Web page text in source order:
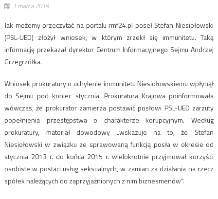
1 marca 2019
Jak możemy przeczytać na portalu rmf24.pl poseł Stefan Niesiołowski
(PSL-UED) złożył wniosek, w którym zrzekł się immunitetu. Taką
informację przekazał dyrektor Centrum Informacyjnego Sejmu Andrzej
Grzegrzółka.
Wniosek prokuratury o uchylenie immunitetu Niesiołowskiemu wpłynął
do Sejmu pod koniec stycznia. Prokuratura Krajowa poinformowała
wówczas, że prokurator zamierza postawić posłowi PSL-UED zarzuty
popełnienia przestępstwa o charakterze korupcyjnym. Według
prokuratury, materiał dowodowy „wskazuje na to, że Stefan
Niesiołowski w związku ze sprawowaną funkcją posła w okresie od
stycznia 2013 r. do końca 2015 r. wielokrotnie przyjmował korzyści
osobiste w postaci usług seksualnych, w zamian za działania na rzecz
spółek należących do zaprzyjaźnionych z nim biznesmenów”.